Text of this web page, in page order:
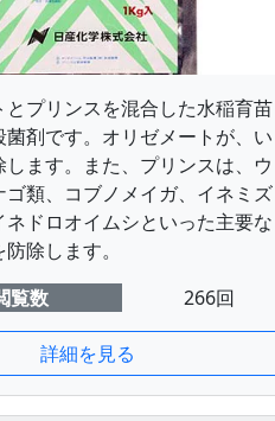
とプリンスを混合した水稲育苗
菌剤です。オリゼメートが、い
します。また、プリンスは、ウ
ゴ類、コブノメイガ、イネミズ
ネドロオイムシといった主要な
除します。
覧数
266回
詳細を見る